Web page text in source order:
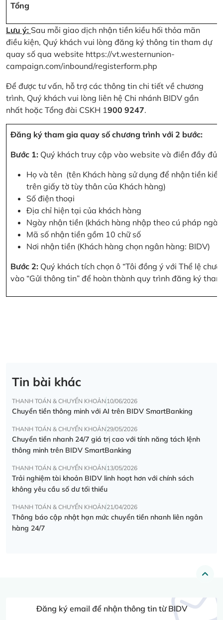
Tổng
Lưu ý: Sau mỗi giao dịch nhận tiền kiều hối thỏa mãn
điều kiện, Quý khách vui lòng đăng ký thông tin tham dự
quay số qua website https://vt.westernunion-
campaign.com/inbound/registerform.php
Để được tư vấn, hỗ trợ các thông tin chi tiết về chương
trình, Quý khách vui lòng liên hệ Chi nhánh BIDV gần
nhất hoặc Tổng đài CSKH 1900 9247.
Đăng ký tham gia quay số chương trình với 2 bước:
Bước 1: Quý khách truy cập vào website và điền đầy đủ
Họ và tên (tên Khách hàng sử dụng để nhận tiền
trên giấy tờ tùy thân của Khách hàng)
Số điện thoại
Địa chỉ hiện tại của khách hàng
Ngày nhận tiền (khách hàng nhập theo cú pháp
Mã số nhận tiền gồm 10 chữ số
Nơi nhận tiền (Khách hàng chọn ngân hàng: BIDV)
Bước 2: Quý khách tích chọn ô “Tôi đồng ý với Thể lệ
vào “Gửi thông tin” để hoàn thành quy trình đăng ký
Tin bài khác
THANH TOÁN & CHUYỂN KHOẢN 10/06/2026
Chuyển tiền thông minh với AI trên BIDV SmartBanking
THANH TOÁN & CHUYỂN KHOẢN 29/05/2026
Chuyển tiền nhanh 24/7 giá trị cao với tính năng tách lệnh
thông minh trên BIDV SmartBanking
THANH TOÁN & CHUYỂN KHOẢN 13/05/2026
Trải nghiệm tài khoản BIDV linh hoạt hơn với chính sách
không yêu cầu số dư tối thiểu
THANH TOÁN & CHUYỂN KHOẢN 21/04/2026
Thông báo cập nhật hạn mức chuyển tiền nhanh liên ngân
hàng 24/7
Đăng ký email để nhận thông tin từ BIDV